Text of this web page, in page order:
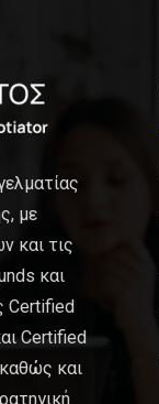
με
και τις
και
Certified
Certified
και